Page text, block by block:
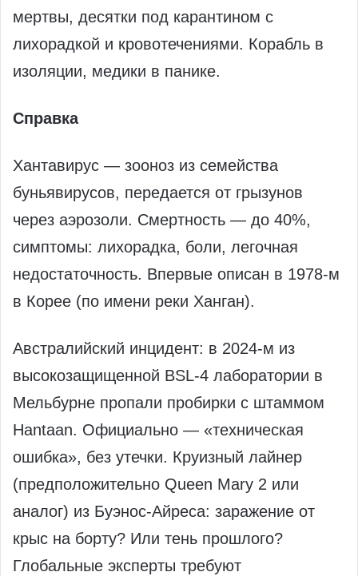
мертвы, десятки под карантином с
лихорадкой и кровотечениями. Корабль в
изоляции, медики в панике.
Справка
Хантавирус — зооноз из семейства
буньявирусов, передается от грызунов
через аэрозоли. Смертность — до 40%,
симптомы: лихорадка, боли, легочная
недостаточность. Впервые описан в 1978-м
в Корее (по имени реки Ханган).
Австралийский инцидент: в 2024-м из
высокозащищенной BSL-4 лаборатории в
Мельбурне пропали пробирки с штаммом
Hantaan. Официально — «техническая
ошибка», без утечки. Круизный лайнер
(предположительно Queen Mary 2 или
аналог) из Буэнос-Айреса: заражение от
крыс на борту? Или тень прошлого?
Глобальные эксперты требуют